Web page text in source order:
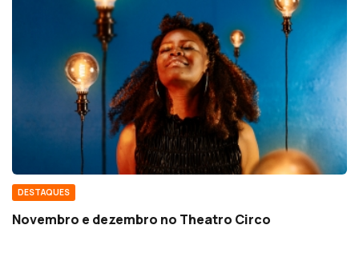
DESTAQUES
Novembro e dezembro no Theatro Circo